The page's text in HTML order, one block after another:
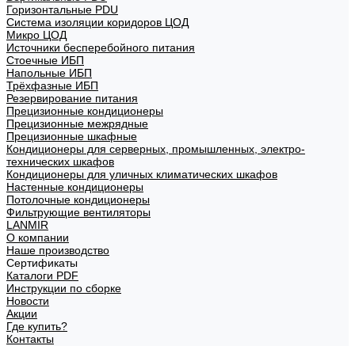
Горизонтальные PDU
Система изоляции коридоров ЦОД
Микро ЦОД
Источники бесперебойного питания
Стоечные ИБП
Напольные ИБП
Трёхфазные ИБП
Резервирование питания
Прецизионные кондиционеры
Прецизионные межрядные
Прецизионные шкафные
Кондиционеры для серверных, промышленных, электро-
технических шкафов
Кондиционеры для уличных климатических шкафов
Настенные кондиционеры
Потолочные кондиционеры
Фильтрующие вентиляторы
LANMIR
О компании
Наше производство
Сертификаты
Каталоги PDF
Инструкции по сборке
Новости
Акции
Где купить?
Контакты